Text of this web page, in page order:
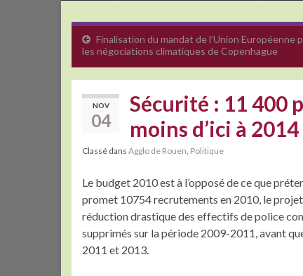
Finalisation du mandat de l’Union Européenne
les négociations climatiques de Copenhague
NOV
04
Sécurité : 11 400
moins d’ici à 2014
Classé dans Agglo de Rouen, Politique
Le budget 2010 est à l’opposé de ce que
promet 10754 recrutements en 2010, le
réduction drastique des effectifs de police
supprimés sur la période 2009-2011, avant
2011 et 2013.